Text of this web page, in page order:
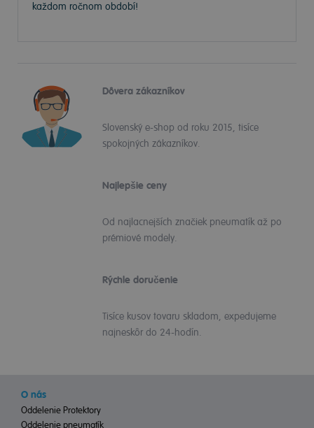
každom ročnom období!
Dôvera zákazníkov
Slovenský e-shop od roku 2015, tisíce
spokojných zákazníkov.
Najlepšie ceny
Od najlacnejších značiek pneumatík až po
prémiové modely.
Rýchle doručenie
Tisíce kusov tovaru skladom, expedujeme
najneskôr do 24-hodín.
O nás
Oddelenie Protektory
Oddelenie pneumatík